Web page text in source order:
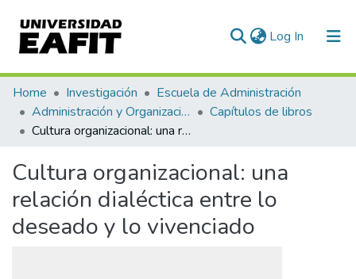
Log In (current)
Communities & Collections
All of DSpace
Home Investigación
Escuela de Administración
Administración y Organizaciones
Capítulos de libros
Cultura organizacional: una relación dialéctica entre lo deseado y lo vivenciado
Cultura organizacional: una
relación dialéctica entre lo
deseado y lo vivenciado